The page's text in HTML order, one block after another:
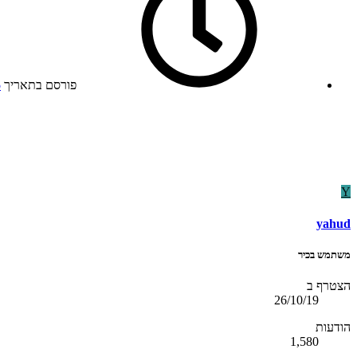
פורסם בתאריך
Y
yahud
משתמש בכיר
הצטרף ב
26/10/19
הודעות
1,580